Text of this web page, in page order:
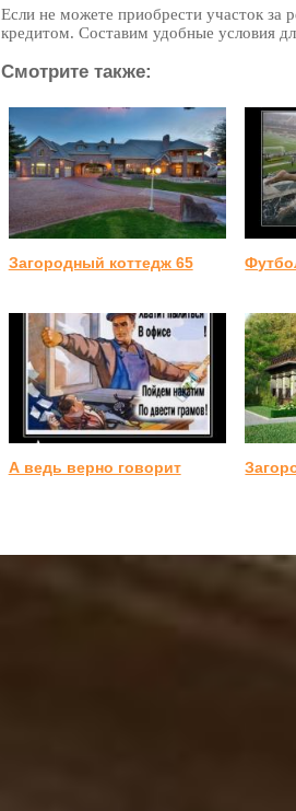
Если не можете приобрести участок за
кредитом. Составим удобные условия
Смотрите также:
Загородный коттедж 65
А ведь верно говорит